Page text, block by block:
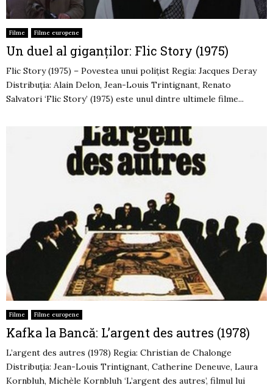
Filme Filme europene
Un duel al giganților: Flic Story (1975)
Flic Story (1975) – Povestea unui polițist Regia: Jacques Deray
Distribuția: Alain Delon, Jean-Louis Trintignant, Renato
Salvatori ‘Flic Story’ (1975) este unul dintre ultimele filme...
Filme Filme europene
Kafka la Bancă: L’argent des autres (1978)
L’argent des autres (1978) Regia: Christian de Chalonge
Distribuția: Jean-Louis Trintignant, Catherine Deneuve, Laura
Kornbluh, Michèle Kornbluh ‘L’argent des autres’, filmul lui